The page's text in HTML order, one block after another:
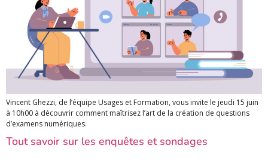
Vincent Ghezzi, de l’équipe Usages et Formation, vous invite le jeudi 15 juin
à 10h00 à découvrir comment maîtrisez l’art de la création de questions
d’examens numériques.
Tout savoir sur les enquêtes et sondages